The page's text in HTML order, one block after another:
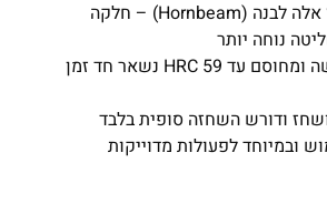
ידית קצרה מעץ אלה לבנה (Hornbeam) – חלקה
נוחה יותר
פלדת M2 מוקשה ומחוסם עד 59 HRC נשאר חד זמן
ודורש השחזה סופית בלבד
ובמיוחד לפעולות מדוייקות